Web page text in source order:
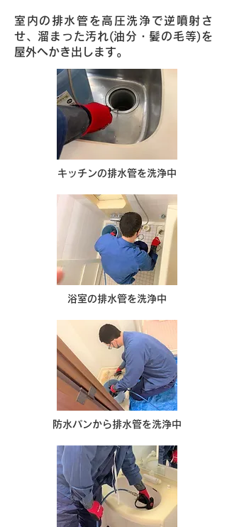
室内の排水管を高圧洗浄で逆噴射さ
せ、溜まった汚れ(油分・髪の毛等)を
屋外へかき出します。
キッチンの排水管を洗浄中
浴室の排水管を洗浄中
防水パンから排水管を洗浄中